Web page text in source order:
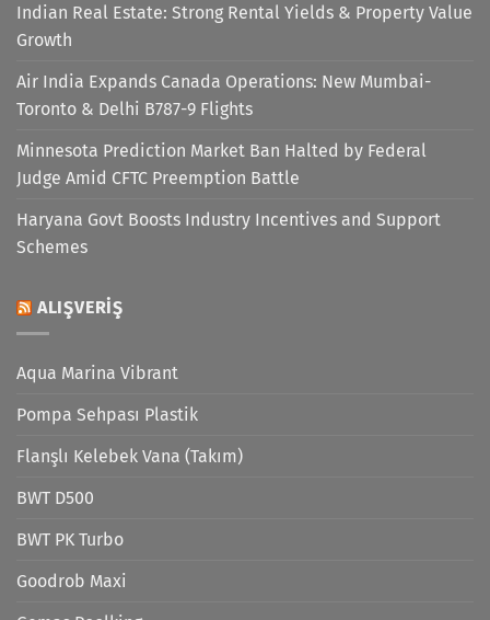
Indian Real Estate: Strong Rental Yields & Property Value
Growth
Air India Expands Canada Operations: New Mumbai-
Toronto & Delhi B787-9 Flights
Minnesota Prediction Market Ban Halted by Federal
Judge Amid CFTC Preemption Battle
Haryana Govt Boosts Industry Incentives and Support
Schemes
ALIŞVERIŞ
Aqua Marina Vibrant
Pompa Sehpası Plastik
Flanşlı Kelebek Vana (Takım)
BWT D500
BWT PK Turbo
Goodrob Maxi